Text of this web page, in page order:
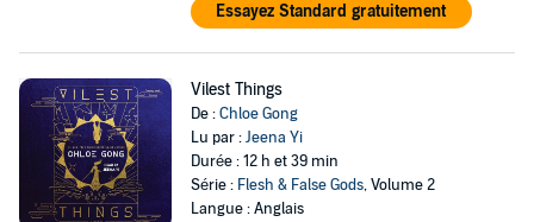
Essayez Standard gratuitement
Vilest Things
De :Chloe Gong
Lu par :Jeena Yi
Durée : 12 h et 39 min
Série : Flesh & False Gods, Volume 2
Langue : Anglais